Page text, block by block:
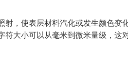
射，使表层材料汽化或发生颜色变
符大小可以从毫米到微米量级，这